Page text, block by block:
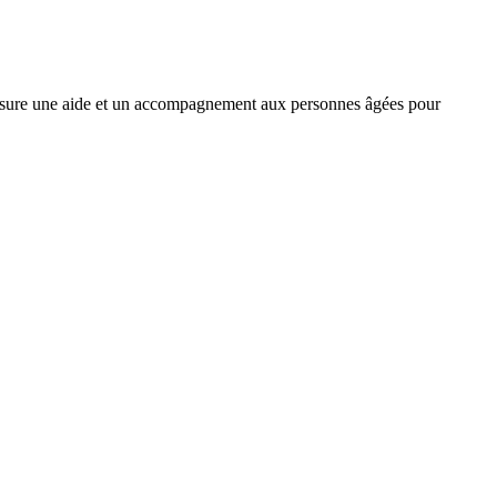
une aide et un accompagnement aux personnes âgées pour